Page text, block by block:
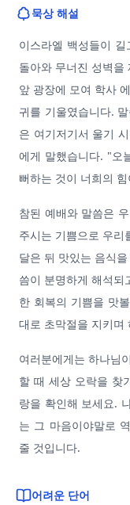
묵상 해설
이스라엘 백성들이
돌아와 무너진 성벽을
앞 광장에 모여 학사
귀를 기울였습니다.
은 여기저기서 울기
에게 말했습니다. "오
뻐하는 것이 너희의
참된 예배와 말씀은
주시는 기쁨으로 우리
달은 뒤 맛있는 음식
씀이 분명하게 해석되
한 회복의 기쁨을 맛
대로 초막절을 지키며
여러분에게는 하나님
할 때 세상 오락을 찾
랑을 확인해 보세요.
는 그 마음이야말로
줄 것입니다.
어려운 단어